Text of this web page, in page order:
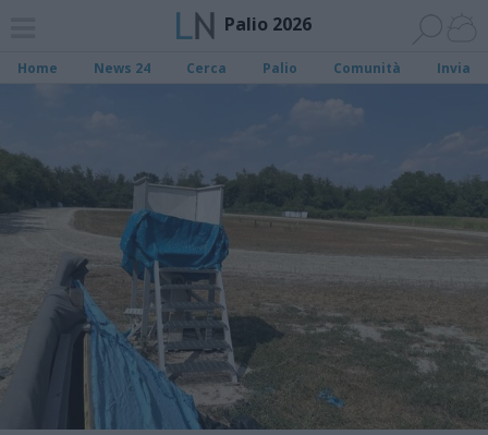
Palio 2026
Home News 24 Cerca Palio Comunità Invia